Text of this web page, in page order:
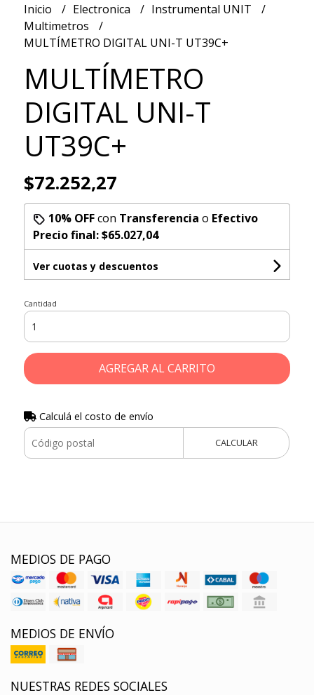
Inicio Electronica
Instrumental UNIT
Multimetros
MULTÍMETRO DIGITAL UNI-T UT39C+
MULTÍMETRO
DIGITAL UNI-T
UT39C+
$72.252,27
10% OFFcon Transferencia o Efectivo
Precio final:$65.027,04
Ver cuotas y descuentos
Cantidad
AGREGAR AL CARRITO
Calculá el costo de envío
CALCULAR
MEDIOS DE PAGO
MEDIOS DE ENVÍO
NUESTRAS REDES SOCIALES